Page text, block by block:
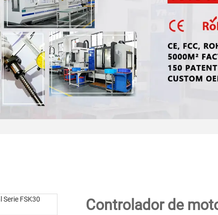
Controlador de